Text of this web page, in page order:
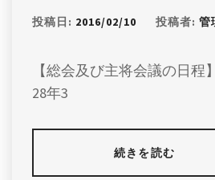
投稿日: 2016/02/10 投稿者: 管
【総会及び主将会議の日
28年3
続きを読む